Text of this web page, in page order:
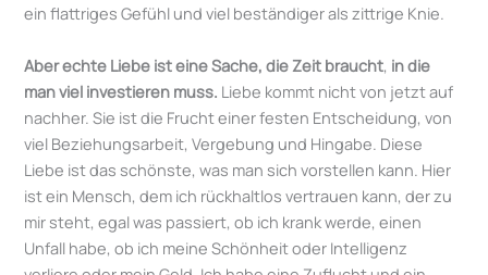
ein flattriges Gefühl und viel beständiger als zittrige Knie.
Aber echte Liebe ist eine Sache, die Zeit braucht, in die
man viel investieren muss. Liebe kommt nicht von jetzt auf
nachher. Sie ist die Frucht einer festen Entscheidung, von
viel Beziehungsarbeit, Vergebung und Hingabe. Diese
Liebe ist das schönste, was man sich vorstellen kann. Hier
ist ein Mensch, dem ich rückhaltlos vertrauen kann, der zu
mir steht, egal was passiert, ob ich krank werde, einen
Unfall habe, ob ich meine Schönheit oder Intelligenz